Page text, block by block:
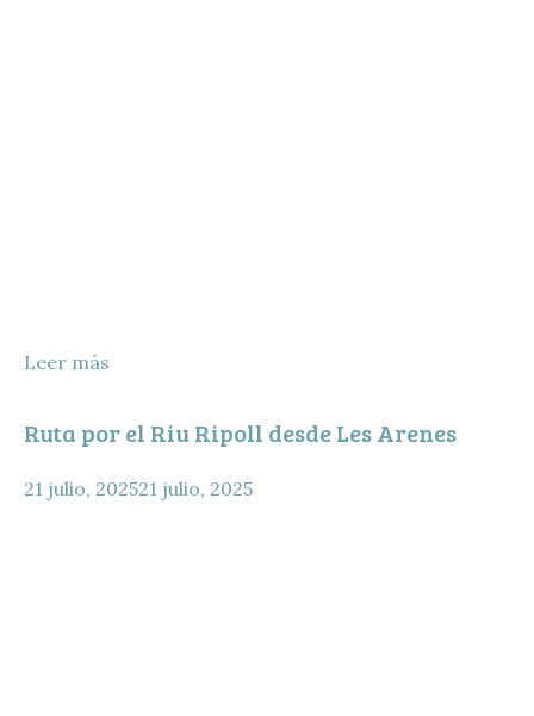
Leer más
Ruta por el Riu Ripoll desde Les Arenes
21 julio, 202521 julio, 2025